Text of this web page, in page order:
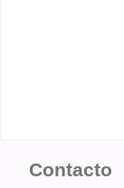
Contacto